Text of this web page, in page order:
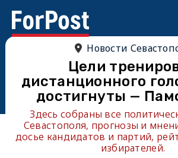
Новости
Цели
дистанционного
достигнуты —
Здесь собраны все
Севастополя, прогнозы и
досье кандидатов и партий,
избирателей.